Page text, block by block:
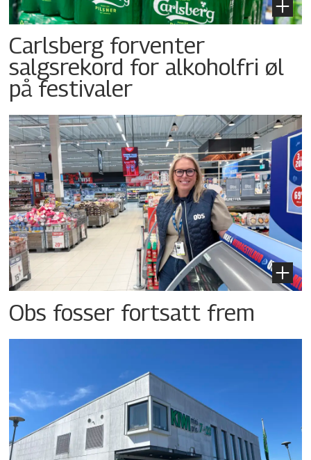
Carlsberg forventer
salgsrekord for alkoholfri øl
på festivaler
Obs fosser fortsatt frem